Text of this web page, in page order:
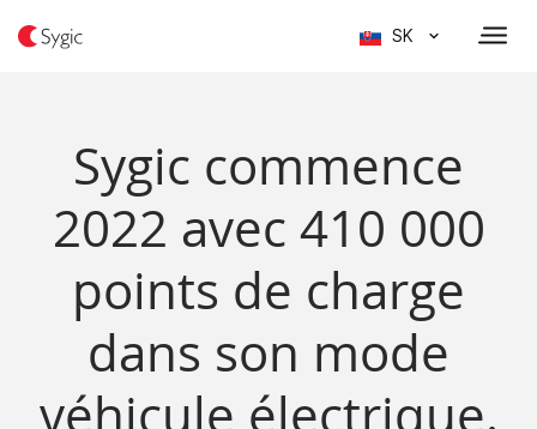
SK
Sygic commence
2022 avec 410 000
points de charge
dans son mode
véhicule électrique.